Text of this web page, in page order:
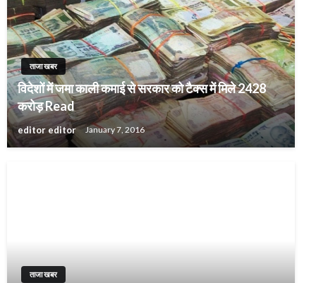
ताजा खबर
विदेशों में जमा काली कमाई से सरकार को टैक्स में मिले 2428
करोड़ Read
editor editor January 7, 2016
ताजा खबर